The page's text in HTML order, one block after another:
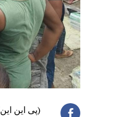
(پی این